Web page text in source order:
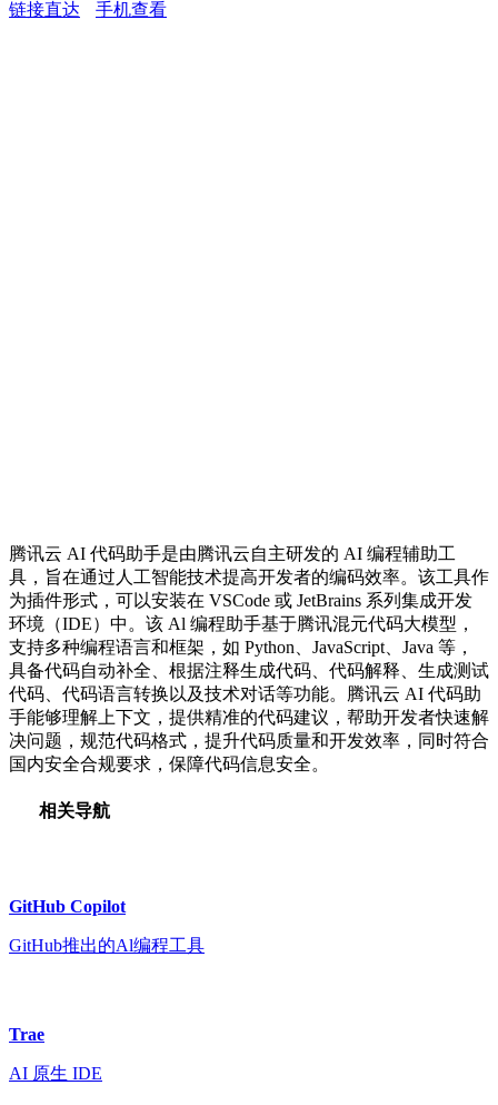
链接直达 手机查看
腾讯云 AI 代码助手是由腾讯云自主研发的 AI 编程辅助工
具，旨在通过人工智能技术提高开发者的编码效率。该工具作
为插件形式，可以安装在 VSCode 或 JetBrains 系列集成开发
环境（IDE）中。该 Al 编程助手基于腾讯混元代码大模型，
支持多种编程语言和框架，如 Python、JavaScript、Java 等，
具备代码自动补全、根据注释生成代码、代码解释、生成测试
代码、代码语言转换以及技术对话等功能。腾讯云 AI 代码助
手能够理解上下文，提供精准的代码建议，帮助开发者快速解
决问题，规范代码格式，提升代码质量和开发效率，同时符合
国内安全合规要求，保障代码信息安全。
相关导航
GitHub Copilot
GitHub推出的Al编程工具
Trae
AI 原生 IDE